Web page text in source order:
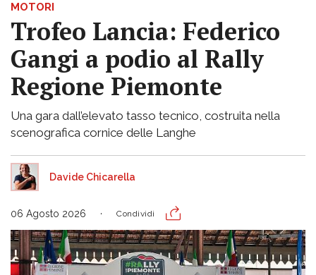
MOTORI
Trofeo Lancia: Federico
Gangi a podio al Rally
Regione Piemonte
Una gara dall’elevato tasso tecnico, costruita nella
scenografica cornice delle Langhe
Davide Chicarella
06 Agosto 2026 Condividi